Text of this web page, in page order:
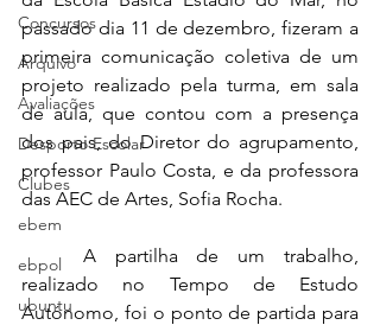
Concursos
Arquivo
Avaliações
Desporto Escolar
Clubes
ebem
ebpol
ubuntu
passado dia 11 de dezembro, fizeram a
primeira comunicação coletiva de um
projeto realizado pela turma, em sala
de aula, que contou com a presença
dos pais, do Diretor do agrupamento,
professor Paulo Costa, e da professora
das AEC de Artes, Sofia Rocha.
	A partilha de um trabalho,
realizado no Tempo de Estudo
Autónomo, foi o ponto de partida para